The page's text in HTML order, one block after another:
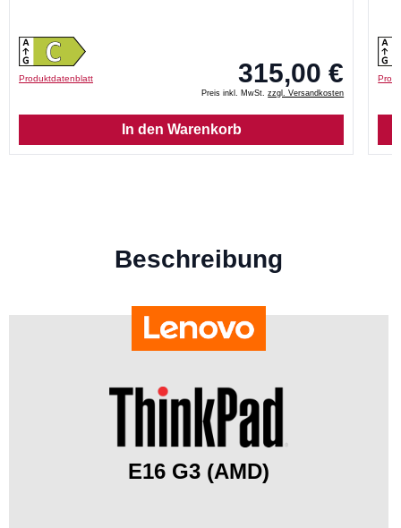
Produktdatenblatt 315,00 €
Preis inkl. MwSt.zzgl. Versandkosten
In den Warenkorb
Beschreibung
E16 G3 (AMD)